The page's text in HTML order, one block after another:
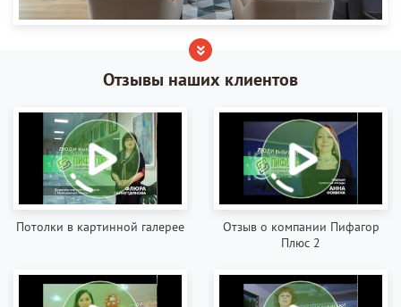
Отзывы наших клиентов
Потолки в картинной галерее
Отзыв о компании Пифагор
Плюс 2